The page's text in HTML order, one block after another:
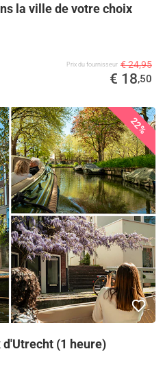
la ville de votre choix
Prix ​​du fournisseur € 24,95
€ 18,50
22%
(1 heure)